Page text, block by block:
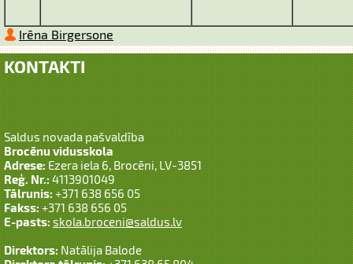
Irēna Birgersone
KONTAKTI
Saldus novada pašvaldība
Brocēnu vidusskola
Adrese:Ezera iela 6, Brocēni, LV-3851
Reģ. Nr.:4113901049
Tālrunis:+371 638 656 05
Fakss:+371 638 656 05
E-pasts:skola.broceni@saldus.lv
Direktors:Natālija Balode